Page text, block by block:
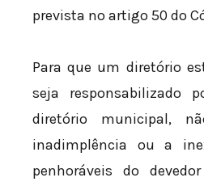
prevista no artigo 50 do
Para que um diretório
seja responsabilizado
diretório municipal,
inadimplência ou a
penhoráveis do